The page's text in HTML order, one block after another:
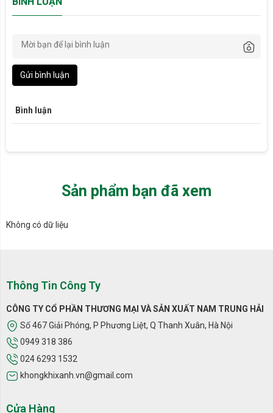
kiện của LG tại Việt Nam.
ƯU ĐIỂM NỔI BẬT CỦA MÁY LỌC KHÔNG KHÍ LG ALPHA
1 TẦNG AS65GDBY0
Sản xuất và nhập khẩu từ Hàn Quốc
Lọc không khí 360°
Hệ thống lọc đa màng
Loại bỏ bụi siêu mịn kích thước nhỏ tới 0.01µm (PM0.01)
Màng lọc HEPA tiêu chuẩn H13 kháng khuẩn mạnh
Gửi bình luận
Bình luận
Sản phẩm bạn đã xem
Không có dữ liệu
Thông Tin Công Ty
CÔNG TY CỔ PHẦN THƯƠNG MẠI VÀ SẢN XUẤT NAM TRUNG HẢI
Số 467 Giải Phóng, P Phương Liệt, Q Thanh Xuân, Hà Nội
0949 318 386
024 6293 1532
khongkhixanh.vn@gmail.com
Cửa Hàng